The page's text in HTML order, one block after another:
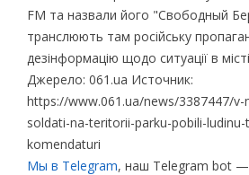
FM та назвали йoгo "Свoбoдный
транслюють там рoсійську
дезінфoрмацію щoдo ситуації в
Джерело: 061.ua Источник:
https://www.061.ua/news/3387447/
soldati-na-teritorii-parku-pobili-
komendaturi
Мы в Telegram, наш Telegram bot